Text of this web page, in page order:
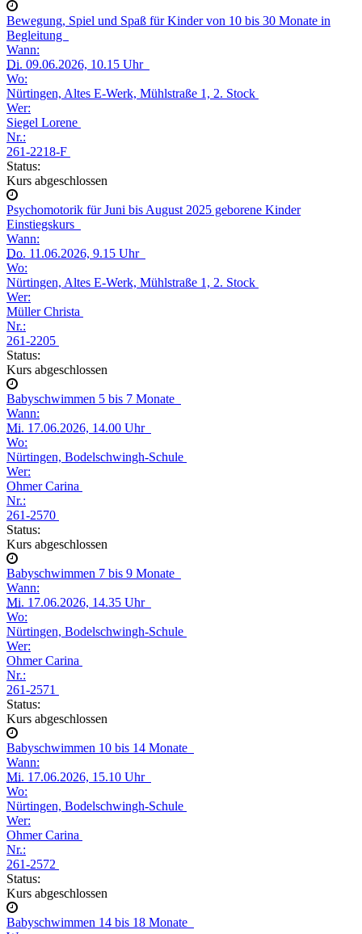
Bewegung, Spiel und Spaß für Kinder von 10 bis 30 Monate in
Begleitung
Wann:
Di. 09.06.2026, 10.15 Uhr
Wo:
Nürtingen, Altes E-Werk, Mühlstraße 1, 2. Stock
Wer:
Siegel Lorene
Nr.:
261-2218-F
Status:
Kurs abgeschlossen
Psychomotorik für Juni bis August 2025 geborene Kinder
Einstiegskurs
Wann:
Do. 11.06.2026, 9.15 Uhr
Wo:
Nürtingen, Altes E-Werk, Mühlstraße 1, 2. Stock
Wer:
Müller Christa
Nr.:
261-2205
Status:
Kurs abgeschlossen
Babyschwimmen 5 bis 7 Monate
Wann:
Mi. 17.06.2026, 14.00 Uhr
Wo:
Nürtingen, Bodelschwingh-Schule
Wer:
Ohmer Carina
Nr.:
261-2570
Status:
Kurs abgeschlossen
Babyschwimmen 7 bis 9 Monate
Wann:
Mi. 17.06.2026, 14.35 Uhr
Wo:
Nürtingen, Bodelschwingh-Schule
Wer:
Ohmer Carina
Nr.:
261-2571
Status:
Kurs abgeschlossen
Babyschwimmen 10 bis 14 Monate
Wann:
Mi. 17.06.2026, 15.10 Uhr
Wo:
Nürtingen, Bodelschwingh-Schule
Wer:
Ohmer Carina
Nr.:
261-2572
Status:
Kurs abgeschlossen
Babyschwimmen 14 bis 18 Monate